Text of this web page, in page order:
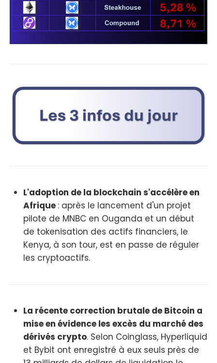
L'adoption de la blockchain s'accélère en
Afrique : après le lancement d'un projet
pilote de MNBC en Ouganda et un début
de tokenisation des actifs financiers, le
Kenya, à son tour, est en passe de réguler
les cryptoactifs.
La récente correction brutale de Bitcoin a
mise en évidence les excès du marché des
dérivés crypto. Selon Coinglass, Hyperliquid
et Bybit ont enregistré à eux seuls près de